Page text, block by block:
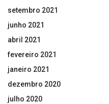
setembro 2021
junho 2021
abril 2021
fevereiro 2021
janeiro 2021
dezembro 2020
julho 2020